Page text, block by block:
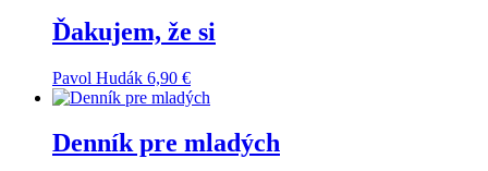
Ďakujem, že si
Pavol Hudák 6,90 €
Denník pre mladých